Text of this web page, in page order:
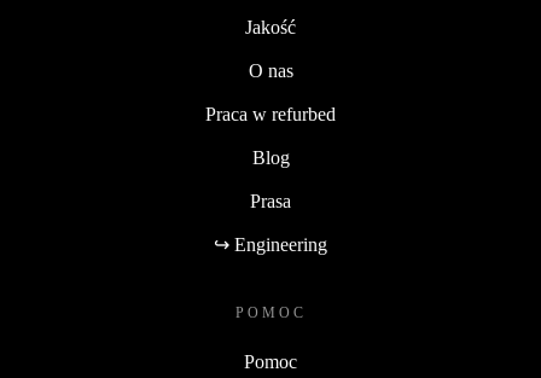
Jakość
O nas
Praca w refurbed
Blog
Prasa
↪ Engineering
POMOC
Pomoc